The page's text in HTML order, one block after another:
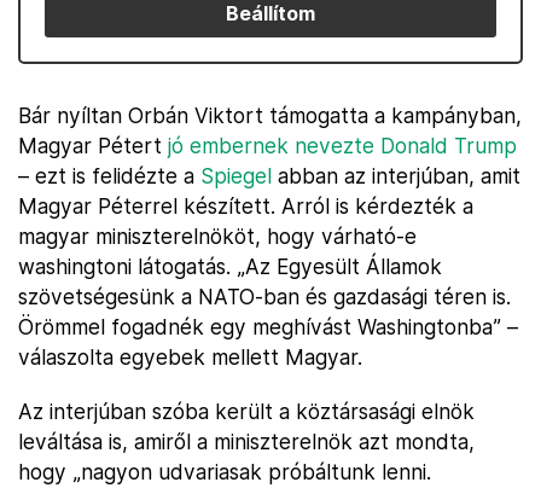
Beállítom
Bár nyíltan Orbán Viktort támogatta a kampányban,
Magyar Pétert jó embernek nevezte Donald Trump
– ezt is felidézte a Spiegel abban az interjúban, amit
Magyar Péterrel készített. Arról is kérdezték a
magyar miniszterelnököt, hogy várható-e
washingtoni látogatás. „Az Egyesült Államok
szövetségesünk a NATO-ban és gazdasági téren is.
Örömmel fogadnék egy meghívást Washingtonba” –
válaszolta egyebek mellett Magyar.
Az interjúban szóba került a köztársasági elnök
leváltása is, amiről a miniszterelnök azt mondta,
hogy „nagyon udvariasak próbáltunk lenni.